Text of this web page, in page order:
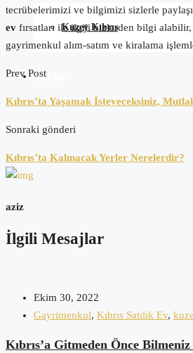
Kuzey Kıbrıs
İletişim
tecrübelerimizi ve bilgimizi sizlerle
ev fırsatları ile ilgili bizlerden bilgi
gayrimenkul alım-satım ve kiralama
Prev Post
Kıbrıs’ta Yaşamak İsteyeceksiniz,
Sonraki gönderi
Kıbrıs’ta Kalınacak Yerler Nerelerdir?
aziz
İlgili Mesajlar
Ekim 30, 2022
Gayrimenkul, Kıbrıs Satılık Ev,
Kıbrıs’a Gitmeden Önce